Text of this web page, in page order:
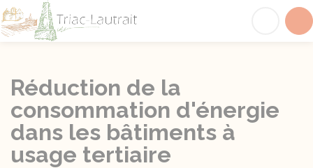
Réduction de la
consommation d'énergie
dans les bâtiments à
usage tertiaire